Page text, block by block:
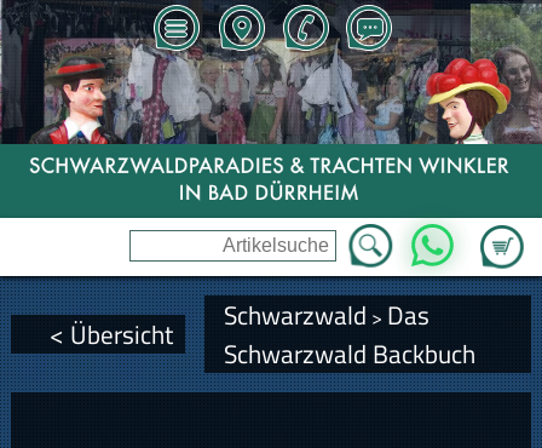
Zum
WhatsApp
< Übersicht Schwarzwald > Das
Schwarzwald Backbuch